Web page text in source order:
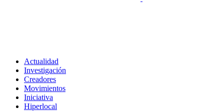
Actualidad
Investigación
Creadores
Movimientos
Iniciativa
Hiperlocal